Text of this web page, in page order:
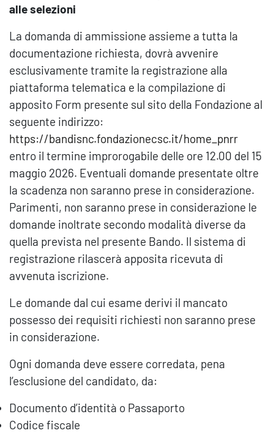
alle selezioni
La domanda di ammissione assieme a tutta la
documentazione richiesta, dovrà avvenire
esclusivamente tramite la registrazione alla
piattaforma telematica e la compilazione di
apposito Form presente sul sito della Fondazione al
seguente indirizzo:
https://bandisnc.fondazionecsc.it/home_pnrr
entro il termine improrogabile delle ore 12.00 del 15
maggio 2026. Eventuali domande presentate oltre
la scadenza non saranno prese in considerazione.
Parimenti, non saranno prese in considerazione le
domande inoltrate secondo modalità diverse da
quella prevista nel presente Bando. Il sistema di
registrazione rilascerà apposita ricevuta di
avvenuta iscrizione.
Le domande dal cui esame derivi il mancato
possesso dei requisiti richiesti non saranno prese
in considerazione.
Ogni domanda deve essere corredata, pena
l’esclusione del candidato, da:
Documento d’identità o Passaporto
Codice fiscale